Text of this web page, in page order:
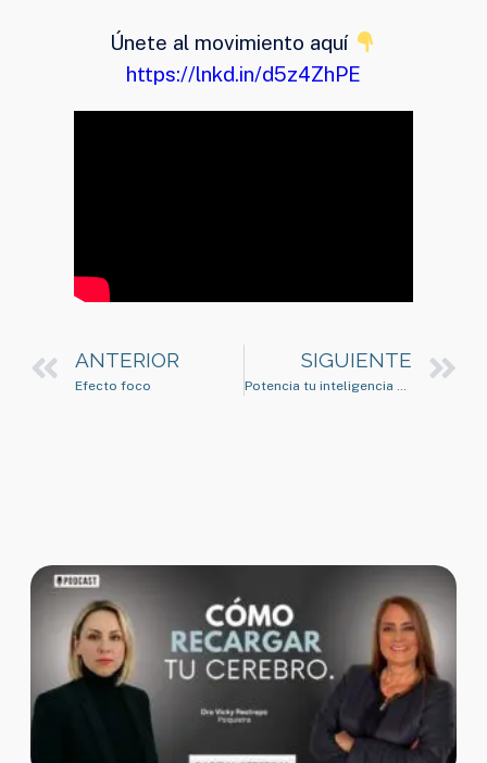
Únete al movimiento aquí
https://lnkd.in/d5z4ZhPE
ANTERIOR
Efecto foco
SIGUIENTE